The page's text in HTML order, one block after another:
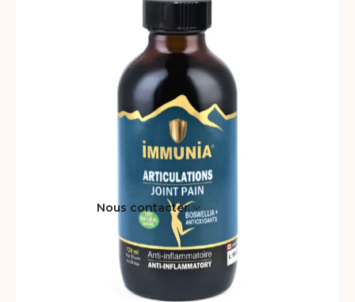
Nous contacter